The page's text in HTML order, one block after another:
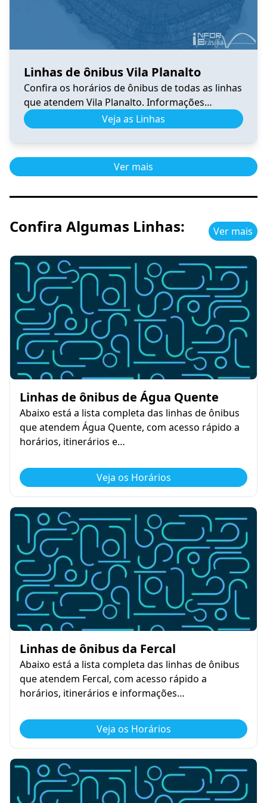
Linhas de ônibus Vila Planalto
Confira os horários de ônibus de todas as linhas
que atendem Vila Planalto. Informações
atualizadas, itinerários completos e facilidades
para planejar sua viagem no DF.
Veja as Linhas
Ver mais
Confira Algumas Linhas: Ver mais
Linhas de ônibus de Água Quente
Abaixo está a lista completa das linhas de ônibus
que atendem Água Quente, com acesso rápido a
horários, itinerários e…
Veja os Horários
Linhas de ônibus da Fercal
Abaixo está a lista completa das linhas de ônibus
que atendem Fercal, com acesso rápido a
horários, itinerários e informações…
Veja os Horários